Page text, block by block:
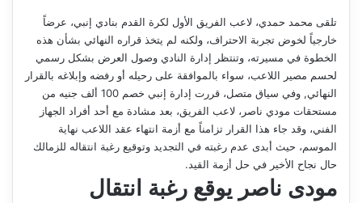
تلقى محمد حمدي، لاعب الفريق الأول لكرة القدم بنادي إنبي، عرضاً
خارجياً لخوض تجربة الاحتراف، ولكنه لم يتخذ قراره النهائي بشأن هذه
الخطوة في مسيرته، وتنتظر إدارة النادي وصول العرض بشكل رسمي
لحسم مصير اللاعب، سواء بالموافقة على رحيله أو رفضه وإبلاغه بالقرار
النهائي, وفي سياق متصل، قررت إدارة إنبي خصم 100 ألف جنيه من
مستحقات مودي ناصر، لاعب الفريق، بعد مشادة مع أحد أفراد الجهاز
الفني، وقد جاء هذا القرار تزامناً مع أزمة انتهاء عقد اللاعب نهاية
الموسم، حيث أبدى عدم رغبته في التجديد وتوقيع رغبة انتقاله للزمالك
حال نجاح الأخير في حل أزمة القيد.
مودى ناصر يوقع رغبة انتقال